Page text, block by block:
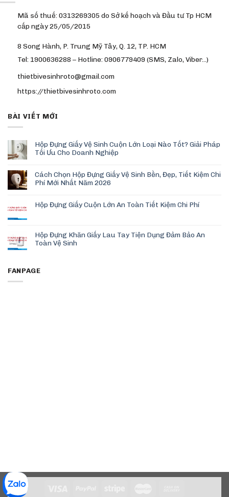
Mã số thuế: 0313269305 do Sở kế hoạch và Đầu tư Tp HCM
cấp ngày 25/05/2015
8 Song Hành, P. Trung Mỹ Tây, Q. 12, TP. HCM
Tel: 1900636288 – Hotline: 0906779409 (SMS, Zalo, Viber…)
thietbivesinhroto@gmail.com
https://thietbivesinhroto.com
BÀI VIẾT MỚI
Hộp Đựng Giấy Vệ Sinh Cuộn Lớn Loại Nào Tốt? Giải Pháp
Tối Ưu Cho Doanh Nghiệp
Cách Chọn Hộp Đựng Giấy Vệ Sinh Bền, Đẹp, Tiết Kiệm Chi
Phí Mới Nhất Năm 2026
Hộp Đựng Giấy Cuộn Lớn An Toàn Tiết Kiệm Chi Phí
Hộp Đựng Khăn Giấy Lau Tay Tiện Dụng Đảm Bảo An
Toàn Vệ Sinh
FANPAGE